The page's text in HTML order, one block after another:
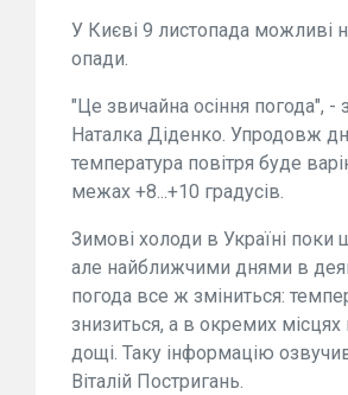
У Києві 9 листопада можливі
опади.
"Це звичайна осіння погода", -
Наталка Діденко. Упродовж
температура повітря буде
межах +8...+10 градусів.
Зимові холоди в Україні поки
але найближчими днями в
погода все ж зміниться:
знизиться, а в окремих
дощі. Таку інформацію
Віталій Постригань.